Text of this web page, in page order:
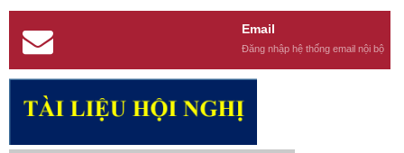
Email
Đăng nhập hệ thống email nội bộ